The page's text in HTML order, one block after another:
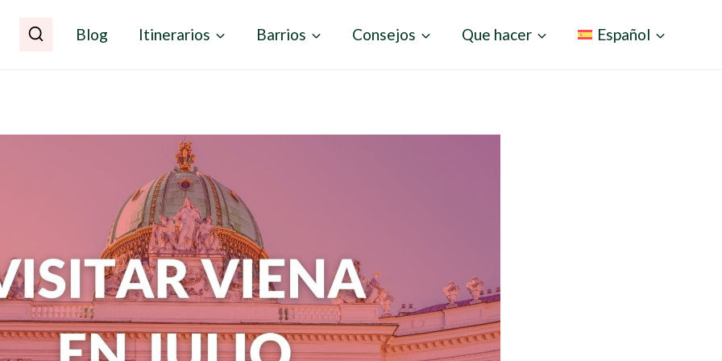
Blog Itinerarios Barrios Consejos Que hacer Español